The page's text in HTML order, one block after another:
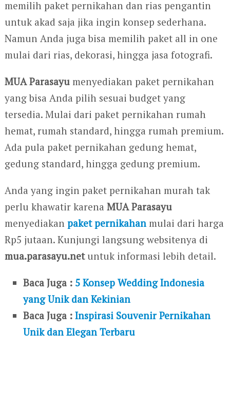
memilih paket pernikahan dan rias pengantin
untuk akad saja jika ingin konsep sederhana.
Namun Anda juga bisa memilih paket all in one
mulai dari rias, dekorasi, hingga jasa fotografi.
MUA Parasayumenyediakan paket pernikahan
yang bisa Anda pilih sesuai budget yang
tersedia. Mulai dari paket pernikahan rumah
hemat, rumah standard, hingga rumah premium.
Ada pula paket pernikahan gedung hemat,
gedung standard, hingga gedung premium.
Anda yang ingin paket pernikahan murah tak
perlu khawatir karena MUA Parasayu
menyediakan paket pernikahanmulai dari harga
Rp5 jutaan. Kunjungi langsung websitenya di
mua.parasayu.netuntuk informasi lebih detail.
Baca Juga : 5 Konsep Wedding Indonesia
yang Unik dan Kekinian
Baca Juga :Inspirasi Souvenir Pernikahan
Unik dan Elegan Terbaru